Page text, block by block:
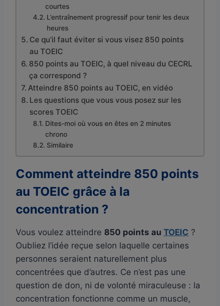
courtes
L’entraînement progressif pour tenir les deux
heures
Ce qu’il faut éviter si vous visez 850 points
au TOEIC
850 points au TOEIC, à quel niveau du CECRL
ça correspond ?
Atteindre 850 points au TOEIC, en vidéo
Les questions que vous vous posez sur les
scores TOEIC
Dites-moi où vous en êtes en 2 minutes
chrono
Similaire
Comment atteindre 850 points
au TOEIC grâce à la
concentration ?
Vous voulez atteindre 850 points au TOEIC ?
Oubliez l’idée reçue selon laquelle certaines
personnes seraient naturellement plus
concentrées que d’autres. Ce n’est pas une
question de don, ni de volonté miraculeuse : la
concentration fonctionne comme un muscle,